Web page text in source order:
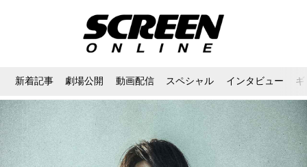
新着記事 劇場公開 動画配信 スペシャル インタビュー